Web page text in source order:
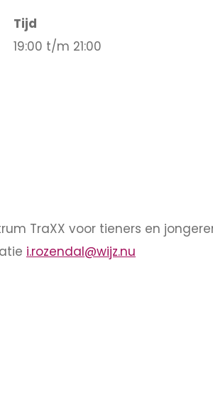
Tijd
19:00 t/m 21:00
TraXX voor tieners en
i.rozendal@wijz.nu